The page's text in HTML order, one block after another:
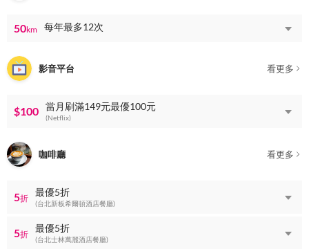
50km 每年最多12次
影音平台 看更多
$100 當月刷滿149元最優100元
(Netflix)
咖啡廳 看更多
5折
最優5折
(台北新板希爾頓酒店餐廳)
5折
最優5折
(台北士林萬麗酒店餐廳)